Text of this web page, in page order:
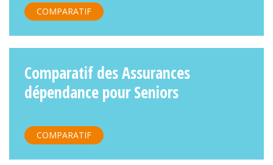
COMPARATIF
Comparatif des Assurances
dépendance pour Seniors
COMPARATIF